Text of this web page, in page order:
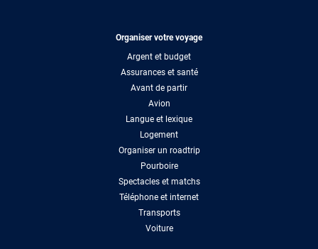
Organiser votre voyage
Argent et budget
Assurances et santé
Avant de partir
Avion
Langue et lexique
Logement
Organiser un roadtrip
Pourboire
Spectacles et matchs
Téléphone et internet
Transports
Voiture